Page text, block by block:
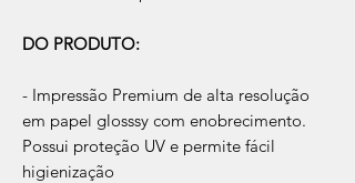
DO PRODUTO:
- Impressão Premium de alta resolução
em papel glosssy com enobrecimento.
Possui proteção UV e permite fácil
higienização